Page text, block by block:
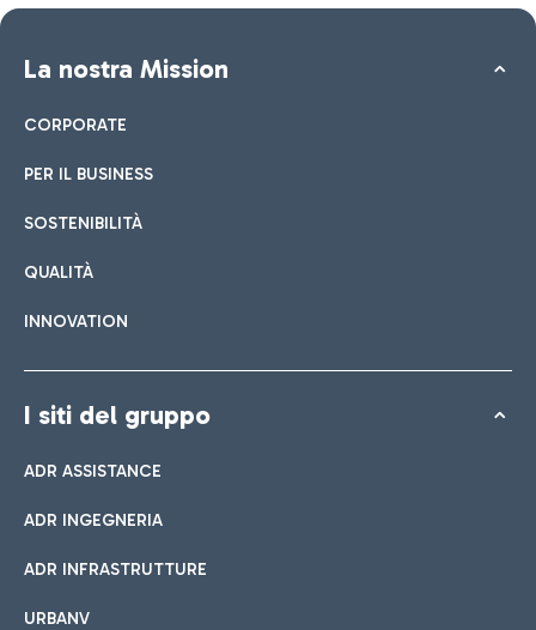
La nostra Mission
CORPORATE
PER IL BUSINESS
SOSTENIBILITÀ
QUALITÀ
INNOVATION
I siti del gruppo
ADR ASSISTANCE
ADR INGEGNERIA
ADR INFRASTRUTTURE
URBANV